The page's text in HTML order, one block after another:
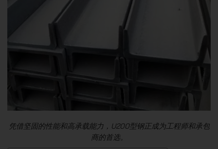
凭借坚固的性能和高承载能力，U200型钢正成为工程师和承包
商的首选。